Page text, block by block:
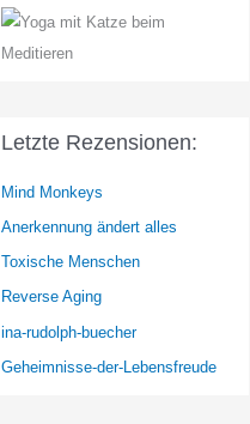
Letzte Rezensionen:
Mind Monkeys
Anerkennung ändert alles
Toxische Menschen
Reverse Aging
ina-rudolph-buecher
Geheimnisse-der-Lebensfreude